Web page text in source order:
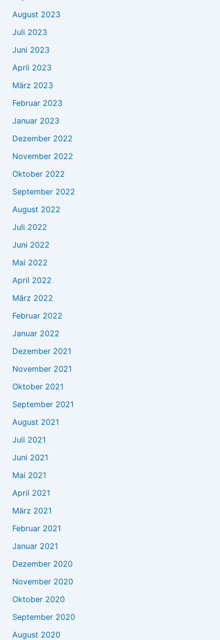
August 2023
Juli 2023
Juni 2023
April 2023
März 2023
Februar 2023
Januar 2023
Dezember 2022
November 2022
Oktober 2022
September 2022
August 2022
Juli 2022
Juni 2022
Mai 2022
April 2022
März 2022
Februar 2022
Januar 2022
Dezember 2021
November 2021
Oktober 2021
September 2021
August 2021
Juli 2021
Juni 2021
Mai 2021
April 2021
März 2021
Februar 2021
Januar 2021
Dezember 2020
November 2020
Oktober 2020
September 2020
August 2020